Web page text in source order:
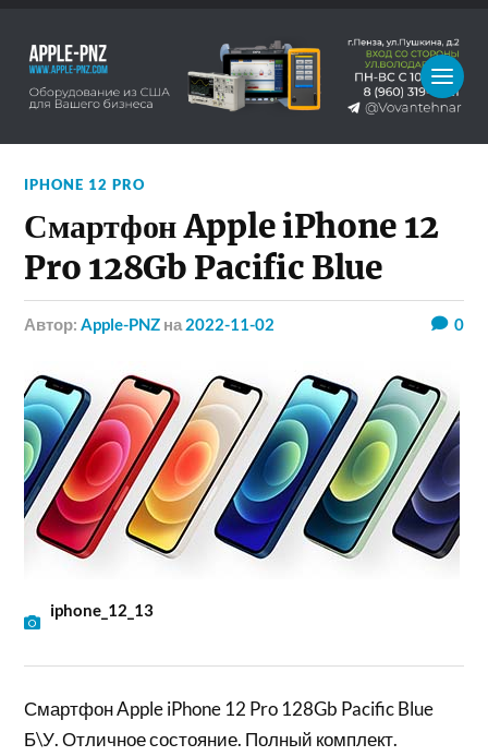
IPHONE 12 PRO
Смартфон Apple iPhone 12
Pro 128Gb Pacific Blue
Автор:Apple-PNZ на 2022-11-02 0
iphone_12_13
Смартфон Apple iPhone 12 Pro 128Gb Pacific Blue
Б\У. Отличное состояние. Полный комплект.